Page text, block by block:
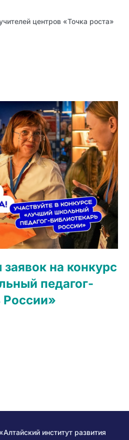
центров «Точка роста»
на конкурс
педагог-
России»
институт развития